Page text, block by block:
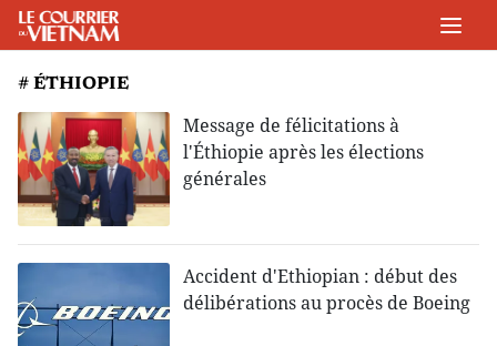
# ÉTHIOPIE
Message de félicitations à
l'Éthiopie après les élections
générales
Accident d'Ethiopian : début des
délibérations au procès de Boeing